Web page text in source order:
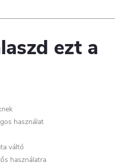
ezt a
használat
váltó
használatra